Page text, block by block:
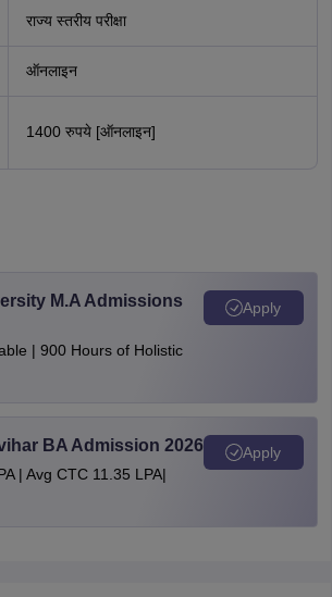
राज्य स्तरीय परीक्षा
ऑनलाइन
1400 रुपये [ऑनलाइन]
M.A Admissions
| 900 Hours of Holistic
Apply
BA Admission 2026
| Avg CTC 11.35 LPA|
Apply